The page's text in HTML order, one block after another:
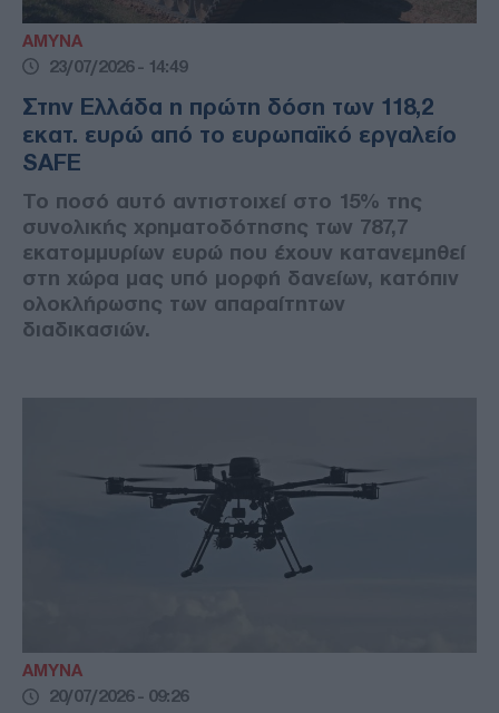
ΑΜΥΝΑ
23/07/2026 - 14:49
Στην Ελλάδα η πρώτη δόση των 118,2
εκατ. ευρώ από το ευρωπαϊκό εργαλείο
SAFE
Το ποσό αυτό αντιστοιχεί στο 15% της
συνολικής χρηματοδότησης των 787,7
εκατομμυρίων ευρώ που έχουν κατανεμηθεί
στη χώρα μας υπό μορφή δανείων, κατόπιν
ολοκλήρωσης των απαραίτητων
διαδικασιών.
ΑΜΥΝΑ
20/07/2026 - 09:26